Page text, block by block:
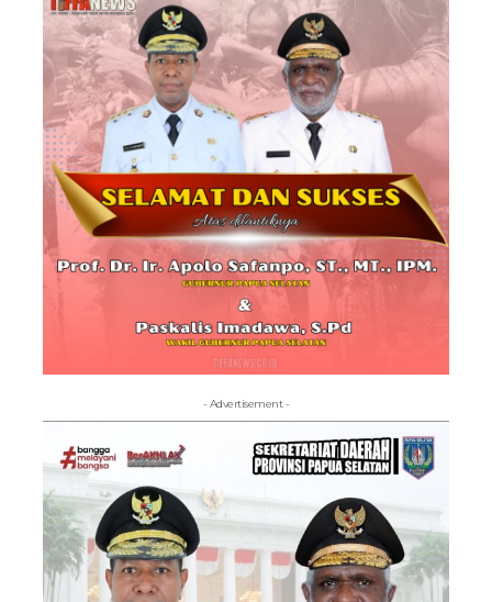
- Advertisement -